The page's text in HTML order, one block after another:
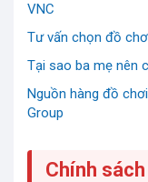
VNC
Tư vấn chọn đồ
Tại sao ba mẹ nên
Nguồn hàng đồ
Group
Chính